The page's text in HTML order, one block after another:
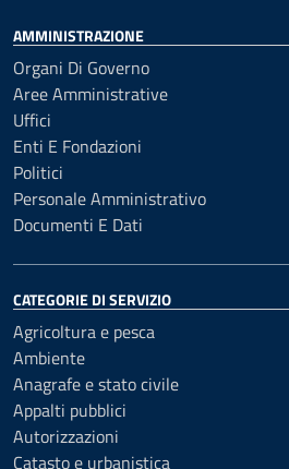
AMMINISTRAZIONE
Organi Di Governo
Aree Amministrative
Uffici
Enti E Fondazioni
Politici
Personale Amministrativo
Documenti E Dati
CATEGORIE DI SERVIZIO
Agricoltura e pesca
Ambiente
Anagrafe e stato civile
Appalti pubblici
Autorizzazioni
Catasto e urbanistica